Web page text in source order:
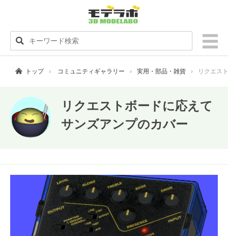
トップ コミュニティギャラリー 実用・部品・雑貨 リクエス
リクエストボードに応えて
サンズアンプのカバー